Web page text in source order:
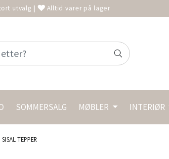
utvalg | Alltid varer på lager
SOMMERSALG MØBLER INTERIØR
SISAL TEPPER